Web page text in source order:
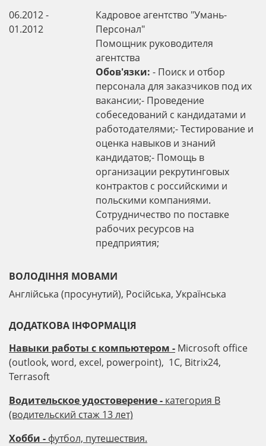
06.2012 -
01.2012
Кадровое агентство "Умань-
Персонал"
Помощник руководителя
агентства
Обов'язки: - Поиск и отбор
персонала для заказчиков под их
вакансии;- Проведение
собеседований с кандидатами и
работодателями;- Тестирование и
оценка навыков и знаний
кандидатов;- Помощь в
организации рекрутинговых
контрактов с российскими и
польскими компаниями.
Сотрудничество по поставке
рабочих ресурсов на
предприятия;
ВОЛОДІННЯ МОВАМИ
Англійська (просунутий), Російська, Українська
ДОДАТКОВА ІНФОРМАЦІЯ
Навыки работы с компьютером - Microsoft office
(outlook, word, excel, powerpoint), 1C, Bitrix24,
Terrasoft
Водительское удостоверение - категория B
(водительский стаж 13 лет)
Хобби - футбол, путешествия.